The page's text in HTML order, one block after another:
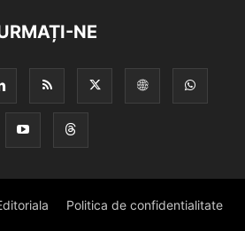
NE
Politica de confidentialitate